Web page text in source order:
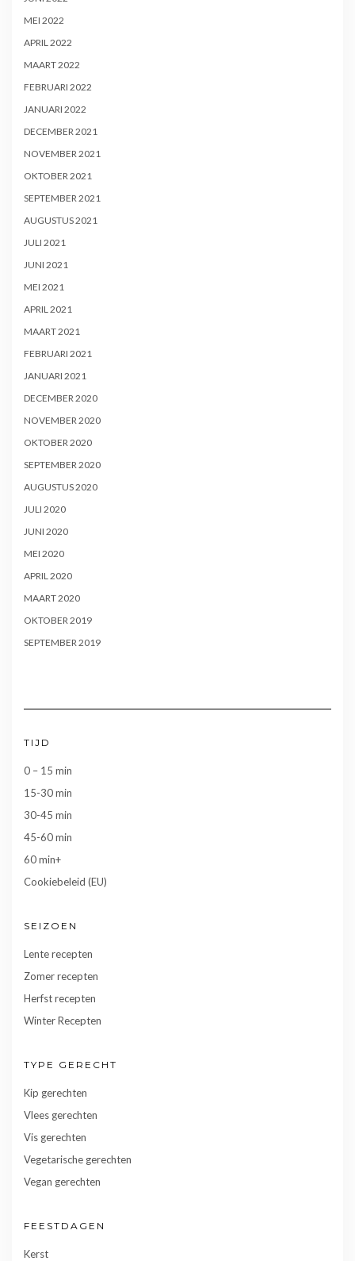
MEI 2022
APRIL 2022
MAART 2022
FEBRUARI 2022
JANUARI 2022
DECEMBER 2021
NOVEMBER 2021
OKTOBER 2021
SEPTEMBER 2021
AUGUSTUS 2021
JULI 2021
JUNI 2021
MEI 2021
APRIL 2021
MAART 2021
FEBRUARI 2021
JANUARI 2021
DECEMBER 2020
NOVEMBER 2020
OKTOBER 2020
SEPTEMBER 2020
AUGUSTUS 2020
JULI 2020
JUNI 2020
MEI 2020
APRIL 2020
MAART 2020
OKTOBER 2019
SEPTEMBER 2019
TIJD
0 – 15 min
15-30 min
30-45 min
45-60 min
60 min+
Cookiebeleid (EU)
SEIZOEN
Lente recepten
Zomer recepten
Herfst recepten
Winter Recepten
TYPE GERECHT
Kip gerechten
Vlees gerechten
Vis gerechten
Vegetarische gerechten
Vegan gerechten
FEESTDAGEN
Kerst